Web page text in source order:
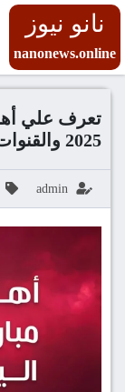
نانو نيوز
nanonews.online
2025 والقنوات الناقلة
admin